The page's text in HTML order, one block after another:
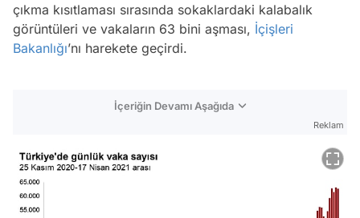
çıkma kısıtlaması sırasında sokaklardaki kalabalık
görüntüleri ve vakaların 63 bini aşması, İçişleri
Bakanlığı’nı harekete geçirdi.
İçeriğin Devamı Aşağıda
Reklam